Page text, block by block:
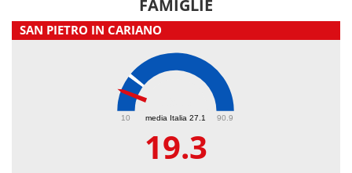
FAMIGLIE
SAN PIETRO IN CARIANO
media Italia 27.1
10 90.9
19.3